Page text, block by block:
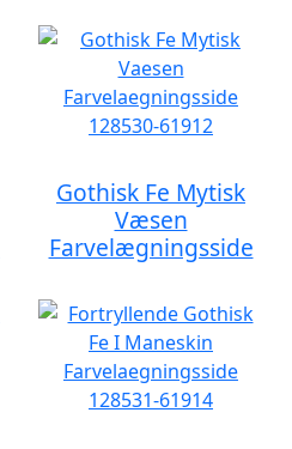
Gothisk Fe Mytisk
Væsen
Farvelægningsside